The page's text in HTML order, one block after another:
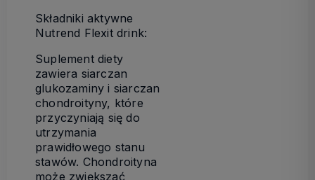
Składniki aktywne
Nutrend Flexit drink:
Suplement diety
zawiera siarczan
glukozaminy i siarczan
chondroityny, które
przyczyniają się do
utrzymania
prawidłowego stanu
stawów. Chondroityna
może zwiększać